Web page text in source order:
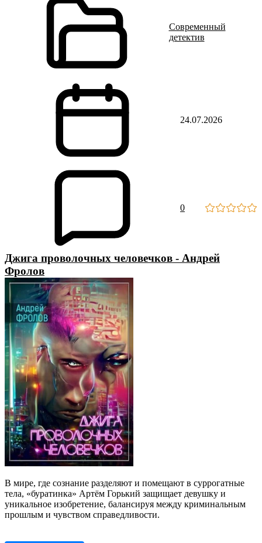
Современный
детектив
24.07.2026
0
Джига проволочных человечков - Андрей
Фролов
В мире, где сознание разделяют и помещают в суррогатные
тела, «буратинка» Артём Горький защищает девушку и
уникальное изобретение, балансируя между криминальным
прошлым и чувством справедливости.